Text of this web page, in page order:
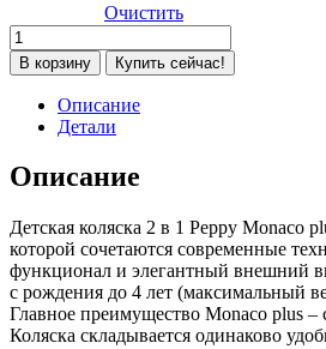
Очистить
Количество
товара
Детская
коляска
Peppy
Monaco
Plus
2
1
Antrazit
(графитовый),
рама
серая
В корзину Купить сейчас!
Описание
Детали
Описание
Детская коляска 2 в 1 Peppy Monaco
которой сочетаются современные
функционал и элегантный внешний
с рождения до 4 лет (максимальный
Главное преимущество Monaco plus –
Коляска складывается одинаково